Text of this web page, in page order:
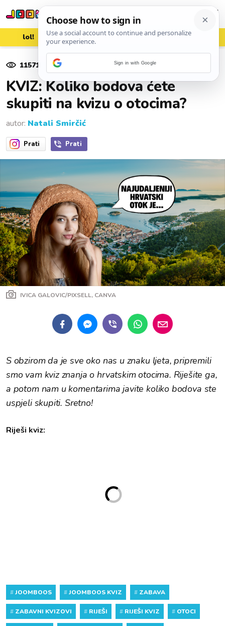
lol! aww vrh! woot?!
11571 pregleda
KVIZ: Koliko bodova ćete
skupiti na kvizu o otocima?
autor: Natali Smirčić
Prati Prati
IVICA GALOVIC/PIXSELL, CANVA
S obzirom da je sve oko nas u znaku ljeta, pripremili
smo vam kviz znanja o hrvatskim otocima. Riješite ga,
a potom nam u komentarima javite koliko bodova ste
uspjeli skupiti. Sretno!
Riješi kviz:
#JOOMBOOS #JOOMBOOS KVIZ # ZABAVA
# ZABAVNI KVIZOVI # RIJEŠI # RIJEŠI KVIZ # OTOCI
Sign in with Google